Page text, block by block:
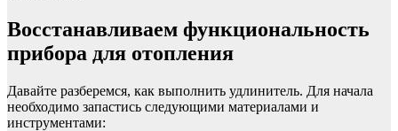
Восстанавливаем функциональность
прибора для отопления
Давайте разберемся, как выполнить удлинитель. Для начала
необходимо запастись следующими материалами и
инструментами: